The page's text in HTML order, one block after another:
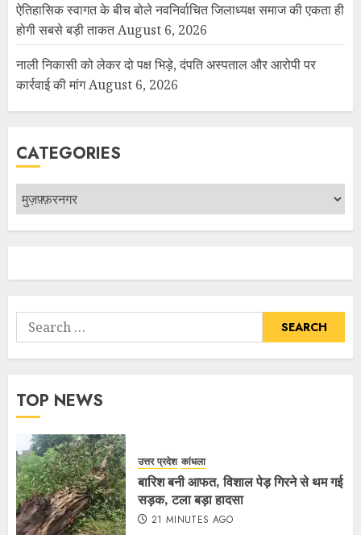
ऐतिहासिक स्वागत के बीच बोले नवनिर्वाचित जिलाध्यक्ष समाज की एकता ही
होगी सबसे बड़ी ताकतAugust 6, 2026
नाली निकासी को लेकर दो पक्ष भिड़े, दंपति अस्पताल और आरोपी पर
कार्रवाई की मांगAugust 6, 2026
CATEGORIES
TOP NEWS
उत्तर प्रदेश कांधला
बारिश बनी आफत, विशाल पेड़ गिरने से थम गई
सड़क, टला बड़ा हादसा
21 MINUTES AGO